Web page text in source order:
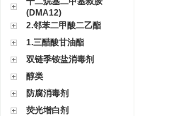
(DMA12)
2.邻苯二甲酸二乙酯
1.三醋酸甘油酯
双链季铵盐消毒剂
醇类
防腐消毒剂
荧光增白剂